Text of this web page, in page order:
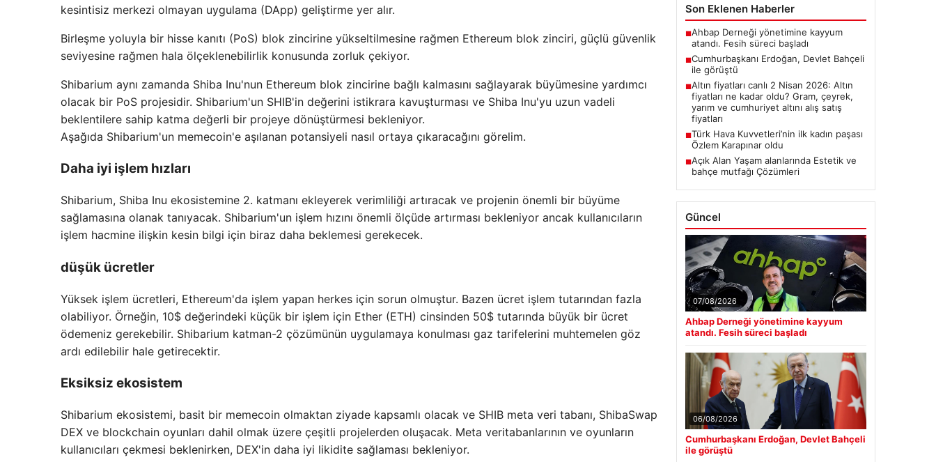
kesintisiz merkezi olmayan uygulama (DApp) geliştirme yer alır.
Birleşme yoluyla bir hisse kanıtı (PoS) blok zincirine yükseltilmesine rağmen Ethereum blok zinciri, güçlü güvenlik
seviyesine rağmen hala ölçeklenebilirlik konusunda zorluk çekiyor.
Shibarium aynı zamanda Shiba Inu'nun Ethereum blok zincirine bağlı kalmasını sağlayarak büyümesine yardımcı
olacak bir PoS projesidir. Shibarium'un SHIB'in değerini istikrara kavuşturması ve Shiba Inu'yu uzun vadeli
beklentilere sahip katma değerli bir projeye dönüştürmesi bekleniyor.
Aşağıda Shibarium'un memecoin'e aşılanan potansiyeli nasıl ortaya çıkaracağını görelim.
Daha iyi işlem hızları
Shibarium, Shiba Inu ekosistemine 2. katmanı ekleyerek verimliliği artıracak ve projenin önemli bir büyüme
sağlamasına olanak tanıyacak. Shibarium'un işlem hızını önemli ölçüde artırması bekleniyor ancak kullanıcıların
işlem hacmine ilişkin kesin bilgi için biraz daha beklemesi gerekecek.
düşük ücretler
Yüksek işlem ücretleri, Ethereum'da işlem yapan herkes için sorun olmuştur. Bazen ücret işlem tutarından fazla
olabiliyor. Örneğin, 10$ değerindeki küçük bir işlem için Ether (ETH) cinsinden 50$ tutarında büyük bir ücret
ödemeniz gerekebilir. Shibarium katman-2 çözümünün uygulamaya konulması gaz tarifelerini muhtemelen göz
ardı edilebilir hale getirecektir.
Eksiksiz ekosistem
Shibarium ekosistemi, basit bir memecoin olmaktan ziyade kapsamlı olacak ve SHIB meta veri tabanı, ShibaSwap
DEX ve blockchain oyunları dahil olmak üzere çeşitli projelerden oluşacak. Meta veritabanlarının ve oyunların
kullanıcıları çekmesi beklenirken, DEX'in daha iyi likidite sağlaması bekleniyor.
Son Eklenen Haberler
■Ahbap Derneği yönetimine kayyum
atandı. Fesih süreci başladı
■Cumhurbaşkanı Erdoğan, Devlet Bahçeli
ile görüştü
■Altın fiyatları canlı 2 Nisan 2026: Altın
fiyatları ne kadar oldu? Gram, çeyrek,
yarım ve cumhuriyet altını alış satış
fiyatları
■Türk Hava Kuvvetleri’nin ilk kadın paşası
Özlem Karapınar oldu
■Açık Alan Yaşam alanlarında Estetik ve
bahçe mutfağı Çözümleri
Güncel
07/08/2026
Ahbap Derneği yönetimine kayyum
atandı. Fesih süreci başladı
06/08/2026
Cumhurbaşkanı Erdoğan, Devlet Bahçeli
ile görüştü